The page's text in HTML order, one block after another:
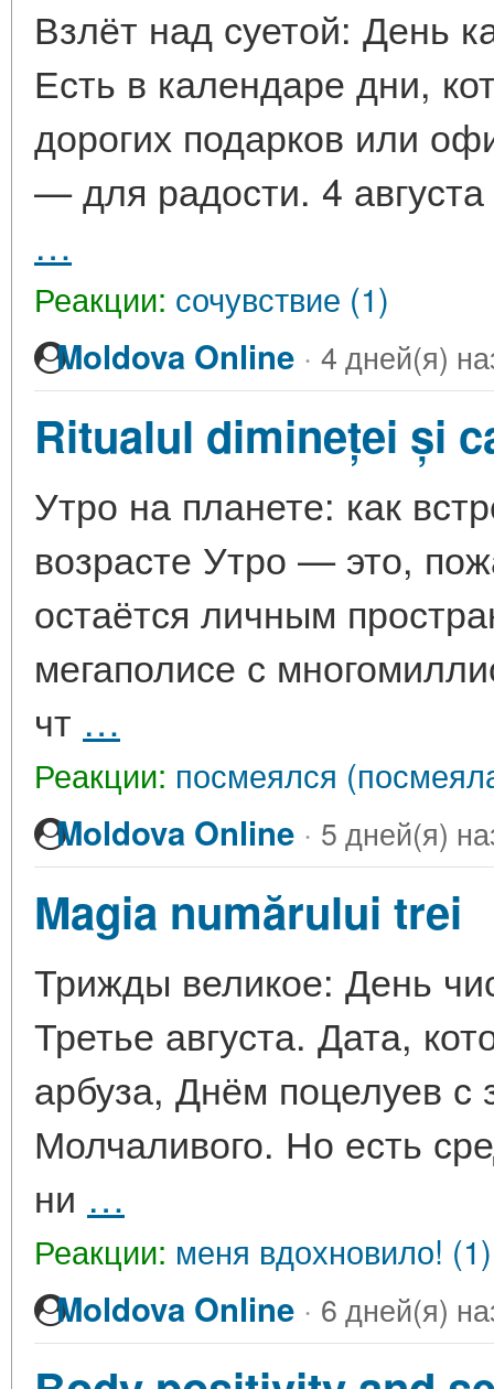
Взлёт над суетой: День
Есть в календаре дни,
дорогих подарков или
— для радости. 4
…
Реакции: сочувствие (1)
Moldova Online · 4 дней(я)
Ritualul dimineței și
Утро на планете: как
возрасте Утро — это,
остаётся личным
мегаполисе с
чт …
Реакции: посмеялся
Moldova Online · 5 дней(я)
Magia numărului trei
Трижды великое: День
Третье августа. Дата,
арбуза, Днём поцелуев
Молчаливого. Но есть
ни …
Реакции: меня вдохновило! (1)
Moldova Online · 6 дней(я)